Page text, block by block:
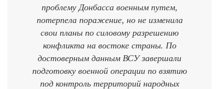
проблему Донбасса военным путем,
потерпела поражение, но не изменила
свои планы по силовому разрешению
конфликта на востоке страны. По
достоверным данным ВСУ завершали
подготовку военной операции по взятию
под контроль территорий народных